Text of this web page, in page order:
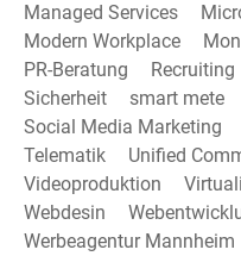
Managed Services
Modern Workplace
PR-Beratung
Recruiting
Sicherheit
smart mete
Social Media Marketing
Telematik
Unified
Videoproduktion
Webdesin
Werbeagentur Mannheim